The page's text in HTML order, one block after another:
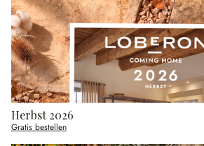
Herbst 2026
Gratis bestellen